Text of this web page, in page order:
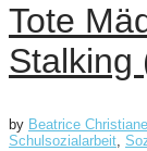
Tote
Stalking
by Beatrice
Schulsozialarbeit,